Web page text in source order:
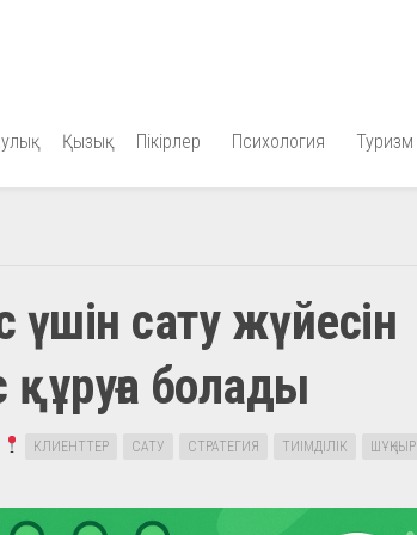
Қызық Пікірлер Психология Туризм
үшін сату жүйесін
болады
КЛИЕНТТЕР САТУ СТРАТЕГИЯ ТИІМДІЛІК ШҰҢҚЫР